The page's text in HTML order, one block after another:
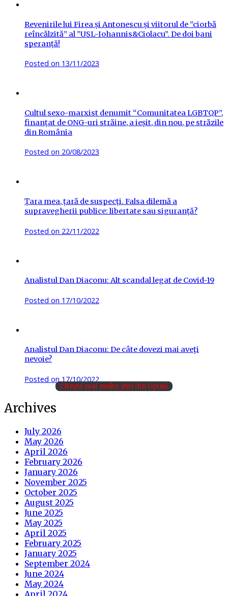
Revenirile lui Firea și Antonescu și viitorul de ”ciorbă
reîncălzită” al ”USL-Iohannis&Ciolacu”. De doi bani
speranță!
Posted on 13/11/2023
Cultul sexo-marxist denumit “Comunitatea LGBTQP”,
finanțat de ONG-uri străine, a ieșit, din nou, pe străzile
din România
Posted on 20/08/2023
Țara mea, țară de suspecți. Falsa dilemă a
supravegherii publice: libertate sau siguranță?
Posted on 22/11/2022
Analistul Dan Diaconu: Alt scandal legat de Covid-19
Posted on 17/10/2022
Analistul Dan Diaconu: De câte dovezi mai aveţi
nevoie?
Posted on 17/10/2022
Citește mai multe știri din Opinii
Archives
July 2026
May 2026
April 2026
February 2026
January 2026
November 2025
October 2025
August 2025
June 2025
May 2025
April 2025
February 2025
January 2025
September 2024
June 2024
May 2024